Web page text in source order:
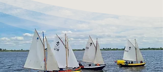
Bekijk alle 358 datums
Meld mij aan!